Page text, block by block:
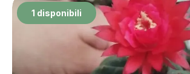
1 disponibili